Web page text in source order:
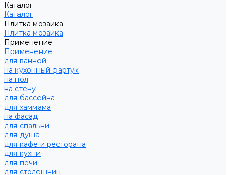
Каталог
Каталог
Плитка мозаика
Плитка мозаика
Применение
Применение
для ванной
на кухонный фартук
на пол
на стену
для бассейна
для хаммама
на фасад
для спальни
для душа
для кафе и ресторана
для кухни
для печи
для столешниц